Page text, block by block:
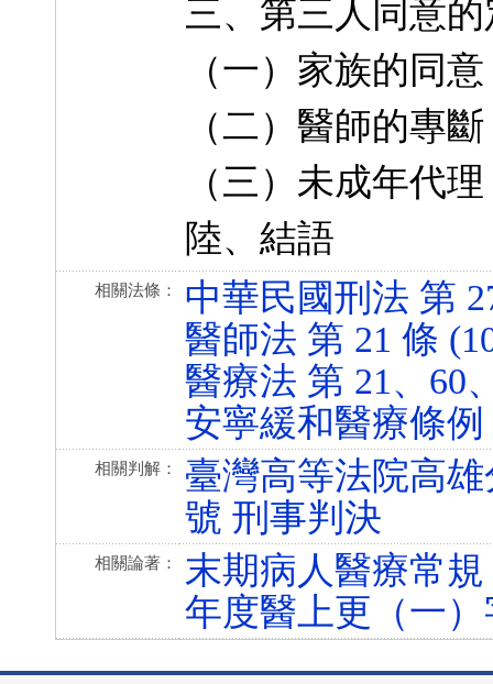
三、第三人同意
（一）家族的同意
（二）醫師的專斷
（三）未成年代理
陸、結語
相關法條：
中華民國刑法 第
醫師法 第 21 條
醫療法 第 21、60
安寧緩和醫療條例
相關判解：
臺灣高等法院高
號 刑事判決
相關論著：
末期病人醫療常
年度醫上更（一